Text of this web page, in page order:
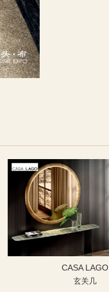
CASA LAGO
玄关几